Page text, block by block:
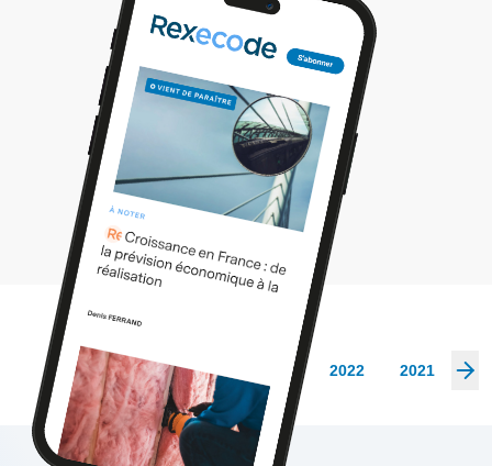
Les archives
2026 2025 2024 2023 2022 2021